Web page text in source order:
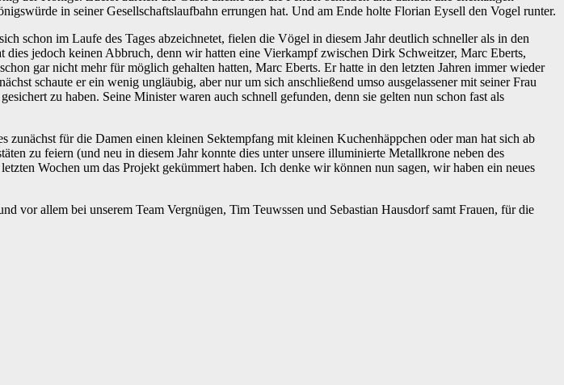
in seiner Gesellschaftslaufbahn errungen hat. Und am Ende holte Florian Eysell den Vogel runter.
schon im Laufe des Tages abzeichnetet, fielen die Vögel in diesem Jahr deutlich schneller als in den
jedoch keinen Abbruch, denn wir hatten eine Vierkampf zwischen Dirk Schweitzer, Marc Eberts,
gar nicht mehr für möglich gehalten hatten, Marc Eberts. Er hatte in den letzten Jahren immer wieder
schaute er ein wenig ungläubig, aber nur um sich anschließend umso ausgelassener mit seiner Frau
zu haben. Seine Minister waren auch schnell gefunden, denn sie gelten nun schon fast als
für die Damen einen kleinen Sektempfang mit kleinen Kuchenhäppchen oder man hat sich ab
zu feiern (und neu in diesem Jahr konnte dies unter unsere illuminierte Metallkrone neben des
Wochen um das Projekt gekümmert haben. Ich denke wir können nun sagen, wir haben ein neues
vor allem bei unserem Team Vergnügen, Tim Teuwssen und Sebastian Hausdorf samt Frauen, für die